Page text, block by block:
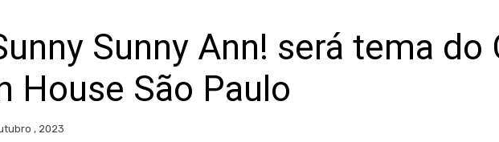
Sunny Ann! será tema do
House São Paulo
, 2023